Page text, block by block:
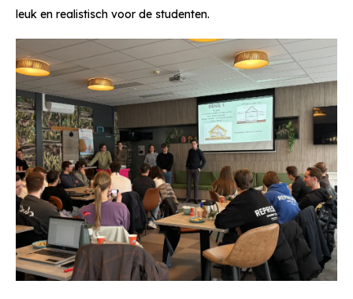
leuk en realistisch voor de studenten.